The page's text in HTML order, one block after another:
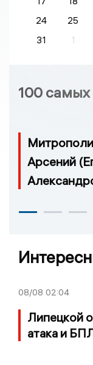
24
25
31
1
100
Арсений
08/08 02:04
Липецкой
атака и